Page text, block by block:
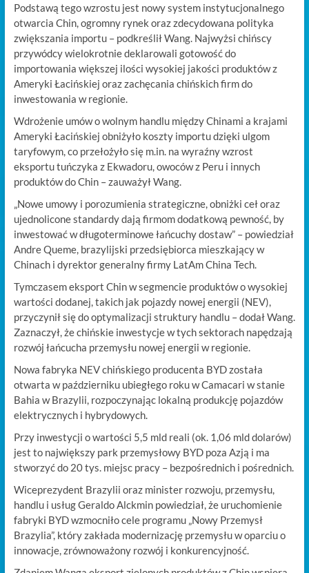
Podstawą tego wzrostu jest nowy system instytucjonalnego
otwarcia Chin, ogromny rynek oraz zdecydowana polityka
zwiększania importu – podkreślił Wang. Najwyżsi chińscy
przywódcy wielokrotnie deklarowali gotowość do
importowania większej ilości wysokiej jakości produktów z
Ameryki Łacińskiej oraz zachęcania chińskich firm do
inwestowania w regionie.
Wdrożenie umów o wolnym handlu między Chinami a krajami
Ameryki Łacińskiej obniżyło koszty importu dzięki ulgom
taryfowym, co przełożyło się m.in. na wyraźny wzrost
eksportu tuńczyka z Ekwadoru, owoców z Peru i innych
produktów do Chin – zauważył Wang.
„Nowe umowy i porozumienia strategiczne, obniżki ceł oraz
ujednolicone standardy dają firmom dodatkową pewność, by
inwestować w długoterminowe łańcuchy dostaw” – powiedział
Andre Queme, brazylijski przedsiębiorca mieszkający w
Chinach i dyrektor generalny firmy LatAm China Tech.
Tymczasem eksport Chin w segmencie produktów o wysokiej
wartości dodanej, takich jak pojazdy nowej energii (NEV),
przyczynił się do optymalizacji struktury handlu – dodał Wang.
Zaznaczył, że chińskie inwestycje w tych sektorach napędzają
rozwój łańcucha przemysłu nowej energii w regionie.
Nowa fabryka NEV chińskiego producenta BYD została
otwarta w październiku ubiegłego roku w Camacari w stanie
Bahia w Brazylii, rozpoczynając lokalną produkcję pojazdów
elektrycznych i hybrydowych.
Przy inwestycji o wartości 5,5 mld reali (ok. 1,06 mld dolarów)
jest to największy park przemysłowy BYD poza Azją i ma
stworzyć do 20 tys. miejsc pracy – bezpośrednich i pośrednich.
Wiceprezydent Brazylii oraz minister rozwoju, przemysłu,
handlu i usług Geraldo Alckmin powiedział, że uruchomienie
fabryki BYD wzmocniło cele programu „Nowy Przemysł
Brazylia”, który zakłada modernizację przemysłu w oparciu o
innowacje, zrównoważony rozwój i konkurencyjność.